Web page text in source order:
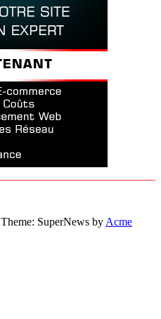
Theme: SuperNews by Acme